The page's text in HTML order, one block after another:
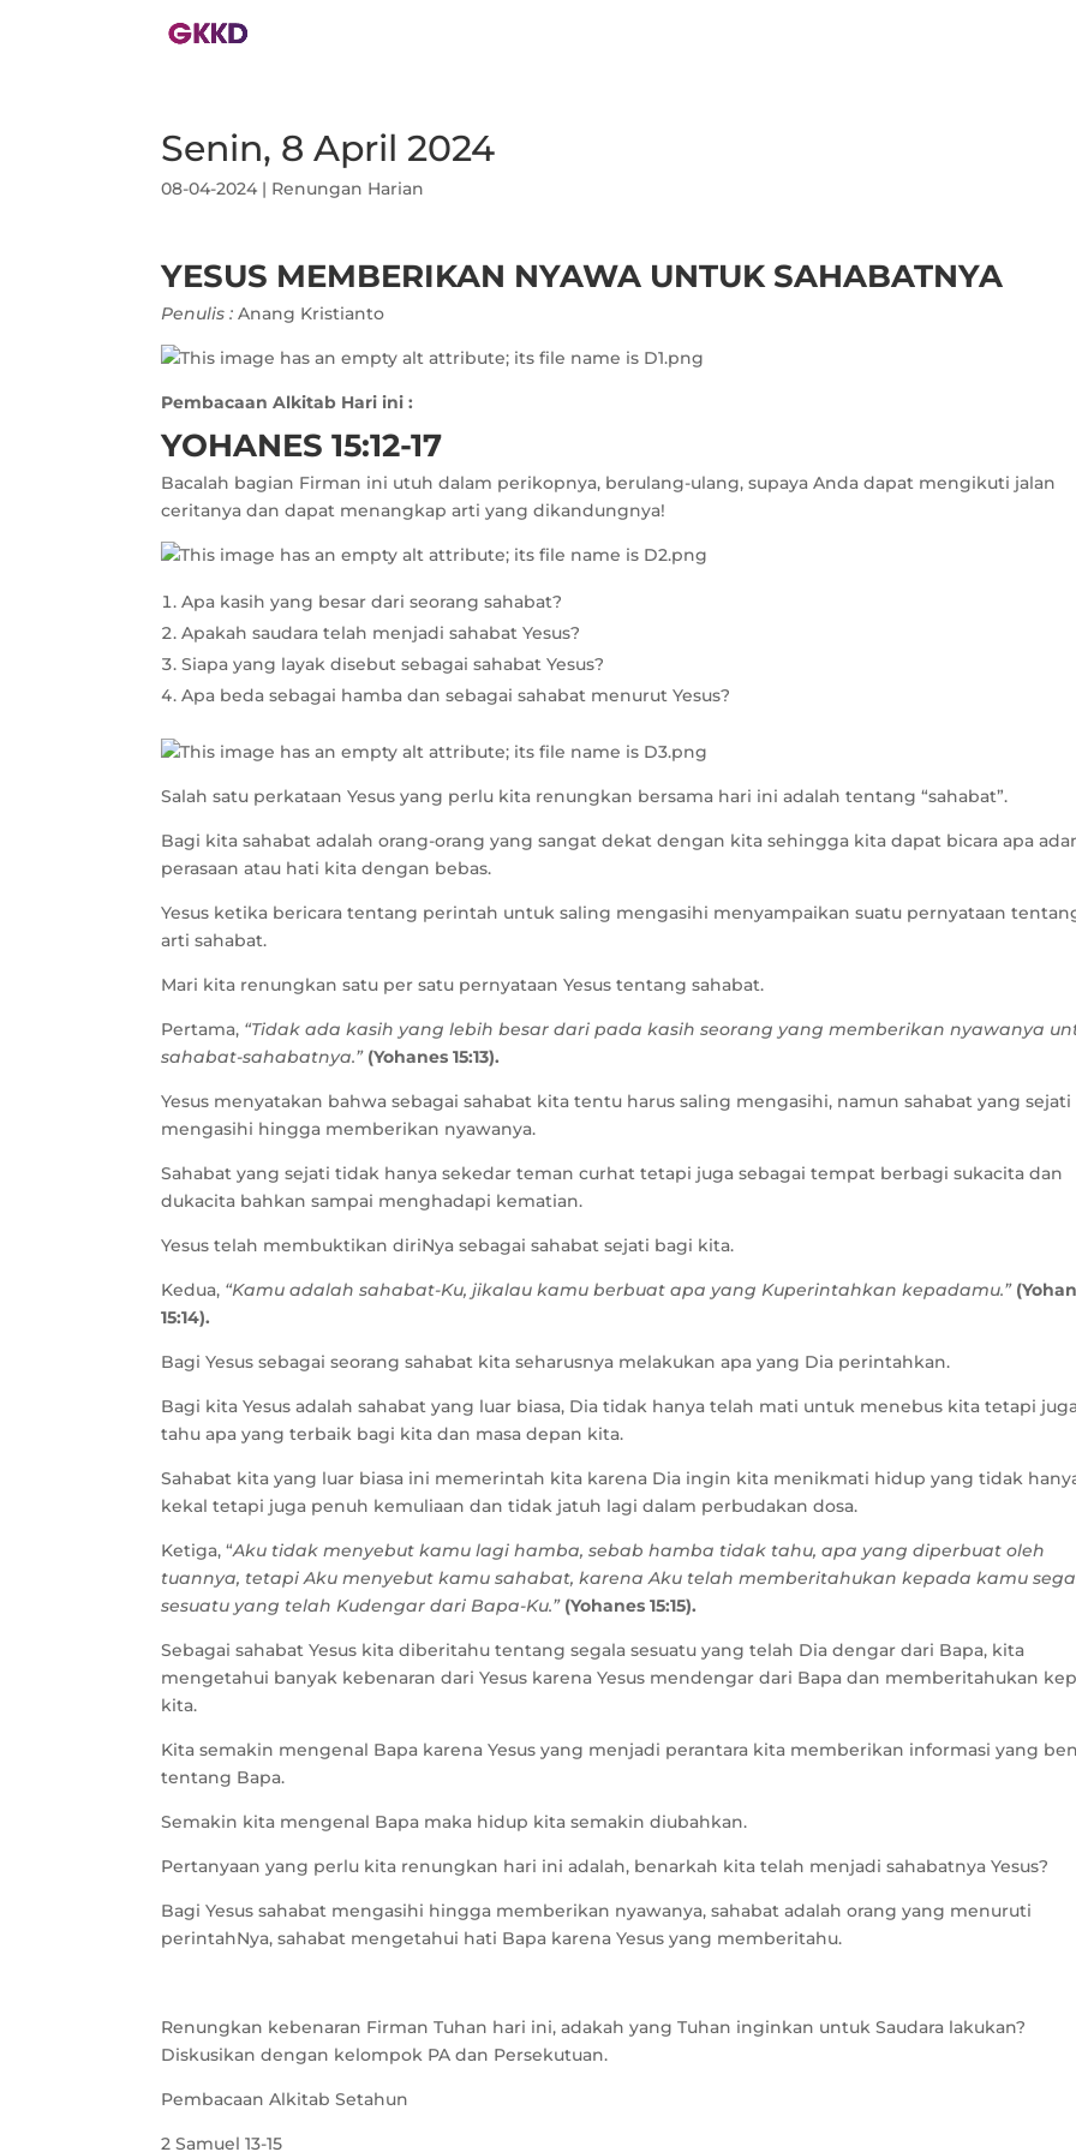
Senin, 8 April 2024
08-04-2024 | Renungan Harian
YESUS MEMBERIKAN NYAWA UNTUK SAHABATNYA
Penulis :Anang Kristianto
Pembacaan Alkitab Hari ini :
YOHANES 15:12-17
Bacalah bagian Firman ini utuh dalam perikopnya, berulang-ulang, supaya Anda dapat mengikuti jalan
ceritanya dan dapat menangkap arti yang dikandungnya!
Apa kasih yang besar dari seorang sahabat?
Apakah saudara telah menjadi sahabat Yesus?
Siapa yang layak disebut sebagai sahabat Yesus?
Apa beda sebagai hamba dan sebagai sahabat menurut Yesus?
Salah satu perkataan Yesus yang perlu kita renungkan bersama hari ini adalah tentang “sahabat”.
Bagi kita sahabat adalah orang-orang yang sangat dekat dengan kita sehingga kita dapat bicara apa
perasaan atau hati kita dengan bebas.
Yesus ketika bericara tentang perintah untuk saling mengasihi menyampaikan suatu pernyataan
arti sahabat.
Mari kita renungkan satu per satu pernyataan Yesus tentang sahabat.
Pertama, “Tidak ada kasih yang lebih besar dari pada kasih seorang yang memberikan nyawanya
sahabat-sahabatnya.” (Yohanes 15:13).
Yesus menyatakan bahwa sebagai sahabat kita tentu harus saling mengasihi, namun sahabat yang sejati
mengasihi hingga memberikan nyawanya.
Sahabat yang sejati tidak hanya sekedar teman curhat tetapi juga sebagai tempat berbagi sukacita dan
dukacita bahkan sampai menghadapi kematian.
Yesus telah membuktikan diriNya sebagai sahabat sejati bagi kita.
Kedua, “Kamu adalah sahabat-Ku, jikalau kamu berbuat apa yang Kuperintahkan kepadamu.”
15:14).
Bagi Yesus sebagai seorang sahabat kita seharusnya melakukan apa yang Dia perintahkan.
Bagi kita Yesus adalah sahabat yang luar biasa, Dia tidak hanya telah mati untuk menebus kita tetapi
tahu apa yang terbaik bagi kita dan masa depan kita.
Sahabat kita yang luar biasa ini memerintah kita karena Dia ingin kita menikmati hidup yang tidak
kekal tetapi juga penuh kemuliaan dan tidak jatuh lagi dalam perbudakan dosa.
Ketiga, “Aku tidak menyebut kamu lagi hamba, sebab hamba tidak tahu, apa yang diperbuat oleh
tuannya, tetapi Aku menyebut kamu sahabat, karena Aku telah memberitahukan kepada kamu
sesuatu yang telah Kudengar dari Bapa-Ku.” (Yohanes 15:15).
Sebagai sahabat Yesus kita diberitahu tentang segala sesuatu yang telah Dia dengar dari Bapa, kita
mengetahui banyak kebenaran dari Yesus karena Yesus mendengar dari Bapa dan memberitahukan
kita.
Kita semakin mengenal Bapa karena Yesus yang menjadi perantara kita memberikan informasi yang
tentang Bapa.
Semakin kita mengenal Bapa maka hidup kita semakin diubahkan.
Pertanyaan yang perlu kita renungkan hari ini adalah, benarkah kita telah menjadi sahabatnya Yesus?
Bagi Yesus sahabat mengasihi hingga memberikan nyawanya, sahabat adalah orang yang menuruti
perintahNya, sahabat mengetahui hati Bapa karena Yesus yang memberitahu.
Renungkan kebenaran Firman Tuhan hari ini, adakah yang Tuhan inginkan untuk Saudara lakukan?
Diskusikan dengan kelompok PA dan Persekutuan.
Pembacaan Alkitab Setahun
2 Samuel 13-15